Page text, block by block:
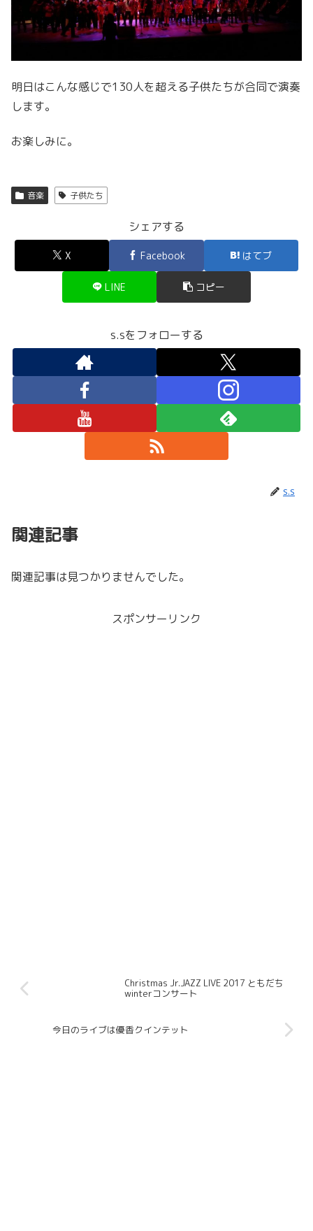
明日はこんな感じで130人を超える子供たちが合同で演奏
します。
お楽しみに。
音楽 子供たち
シェアする
X Facebook はてブ
LINE コピー
s.sをフォローする
s.s
関連記事
関連記事は見つかりませんでした。
スポンサーリンク
Christmas Jr.JAZZ LIVE 2017 ともだち
winterコンサート
今日のライブは優香クインテット